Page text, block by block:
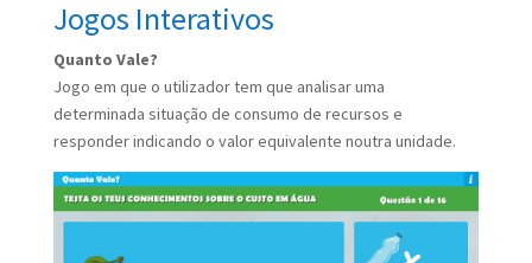
Jogos Interativos
Quanto Vale?
Jogo em que o utilizador tem que analisar uma
determinada situação de consumo de recursos e
responder indicando o valor equivalente noutra unidade.